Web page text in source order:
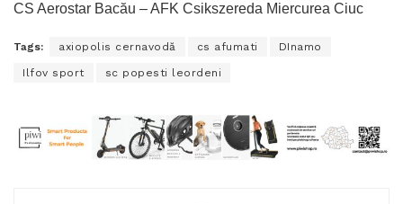
CS Aerostar Bacău – AFK Csikszereda Miercurea Ciuc
Tags: axiopolis cernavodă cs afumati DInamo
Ilfov sport sc popesti leordeni